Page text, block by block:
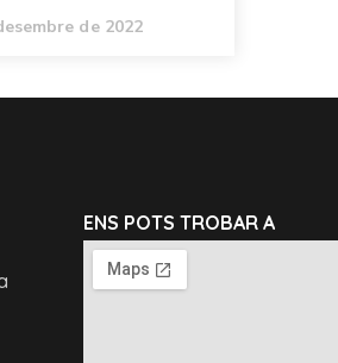
de 2022
ENS POTS TROBAR A